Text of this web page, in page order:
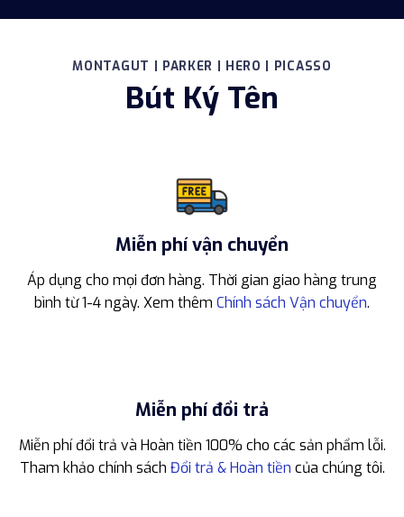
MONTAGUT | PARKER | HERO | PICASSO
Bút Ký Tên
Miễn phí vận chuyển
Áp dụng cho mọi đơn hàng. Thời gian giao hàng trung
bình từ 1-4 ngày. Xem thêm Chính sách Vận chuyển.
Miễn phí đổi trả
Miễn phí đổi trả và Hoàn tiền 100% cho các sản phẩm lỗi.
Tham khảo chính sách Đổi trả & Hoàn tiền của chúng tôi.